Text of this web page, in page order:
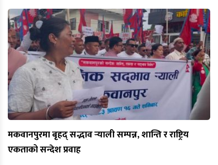
मकवानपुरमा बृहद् सद्भाव र्‍याली सम्पन्न, शान्ति र राष्ट्रिय
एकताको सन्देश प्रवाह